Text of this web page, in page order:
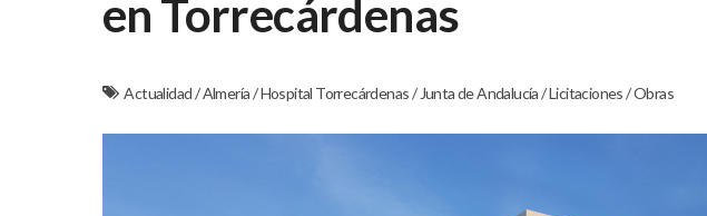
en Torrecárdenas
Actualidad/Almería/Hospital Torrecárdenas/ Junta de Andalucía/Licitaciones/Obras